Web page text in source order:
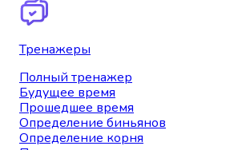
Тренажеры
Полный тренажер
Будущее время
Прошедшее время
Определение биньянов
Определение корня